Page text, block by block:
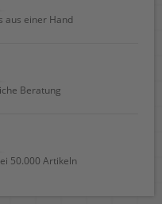
aus einer Hand
Beratung
50.000 Artikeln